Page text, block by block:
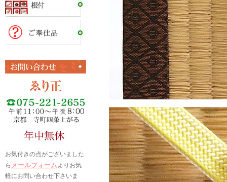
お気付きの点がございました
ら メールフォームよりお気
軽にお問い合わせ下さいま